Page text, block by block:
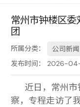
常州市钟楼区
团
所属分类： 公司新闻
发布时间： 2026-
近日，常州
察，专程走访了